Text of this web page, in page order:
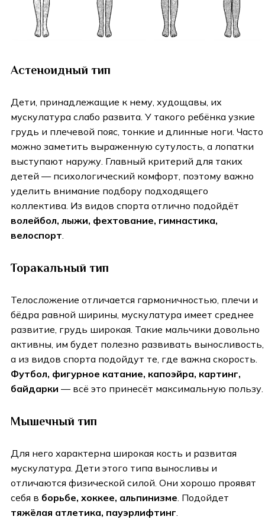
Астеноидный тип
Дети, принадлежащие к нему, худощавы, их
мускулатура слабо развита. У такого ребёнка узкие
грудь и плечевой пояс, тонкие и длинные ноги. Часто
можно заметить выраженную сутулость, а лопатки
выступают наружу. Главный критерий для таких
детей — психологический комфорт, поэтому важно
уделить внимание подбору подходящего
коллектива. Из видов спорта отлично подойдёт
волейбол, лыжи, фехтование, гимнастика,
велоспорт
Торакальный тип
Телосложение отличается гармоничностью, плечи и
бёдра равной ширины, мускулатура имеет среднее
развитие, грудь широкая. Такие мальчики довольно
активны, им будет полезно развивать выносливость,
а из видов спорта подойдут те, где важна скорость.
Футбол, фигурное катание, капоэйра, картинг,
байдарки — всё это принесёт максимальную пользу.
Мышечный тип
Для него характерна широкая кость и развитая
мускулатура. Дети этого типа выносливы и
отличаются физической силой. Они хорошо проявят
себя в борьбе, хоккее, альпинизме . Подойдет
тяжёлая атлетика, пауэрлифтинг